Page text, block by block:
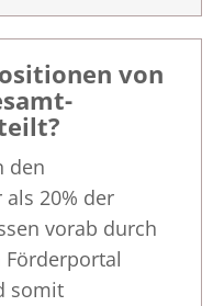
von
den
20% der
vorab durch
somit